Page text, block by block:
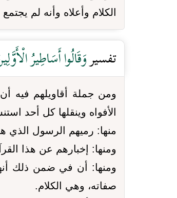
الكلام وأعلاه وأنه لم
تفسير وَقَالُوا أَسَاطِيرُ
ومن جملة أقاويلهم فيه
الأفواه وينقلها كل أحد
منها: رميهم الرسول الذي
ومنها: إخبارهم عن هذا
ومنها: أن في ضمن ذلك
صفاته، وهي الكلام.